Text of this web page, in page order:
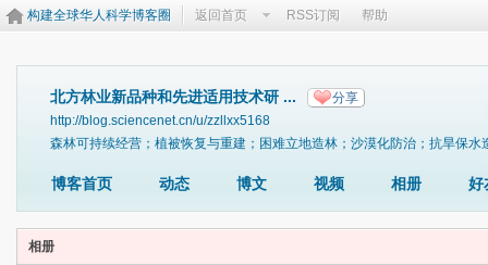
构建全球华人科学博客圈 返回首页 RSS订阅 帮助
北方林业新品种和先进适用技术研 ... 分享
http://blog.sciencenet.cn/u/zzllxx5168
森林可持续经营；植被恢复与重建；困难立地造林；沙漠化防治；抗旱保
博客首页 动态 博文 视频 相册 好
相册